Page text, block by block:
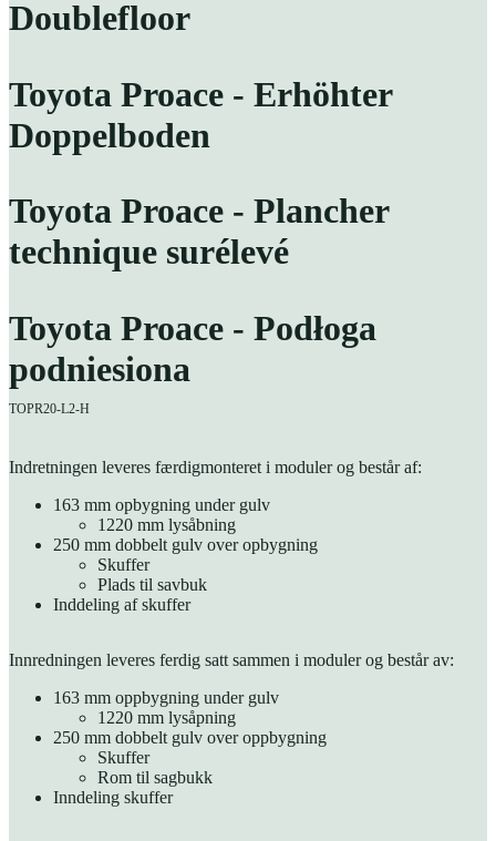
Doublefloor
Toyota Proace - Erhöhter
Doppelboden
Toyota Proace - Plancher
technique surélevé
Toyota Proace - Podłoga
podniesiona
TOPR20-L2-H
Indretningen leveres færdigmonteret i moduler og består af:
163 mm opbygning under gulv
1220 mm lysåbning
250 mm dobbelt gulv over opbygning
Skuffer
Plads til savbuk
Inddeling af skuffer
Innredningen leveres ferdig satt sammen i moduler og består av:
163 mm oppbygning under gulv
1220 mm lysåpning
250 mm dobbelt gulv over oppbygning
Skuffer
Rom til sagbukk
Inndeling skuffer